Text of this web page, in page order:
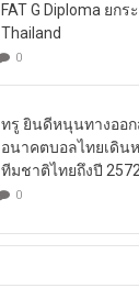
FAT G Diploma ยก
Thailand
0
ทรู ยินดีหนุนทางออ
อนาคตบอลไทยเดิน
ทีมชาติไทยถึงปี
0